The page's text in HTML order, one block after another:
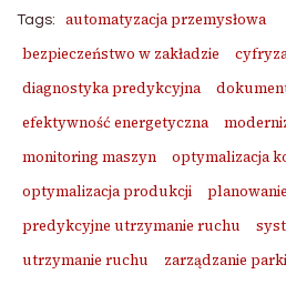
Tags:
automatyzacja przemysłowa
bezpieczeństwo w zakładzie
diagnostyka predykcyjna
efektywność energetyczna
monitoring maszyn
optymalizacja
optymalizacja produkcji
predykcyjne utrzymanie ruchu
utrzymanie ruchu
zarządzanie